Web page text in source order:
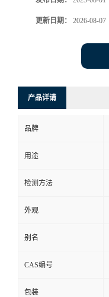
更新日期： 2026-08-07
产品详请
品牌
用途
检测方法
外观
别名
CAS编号
包装